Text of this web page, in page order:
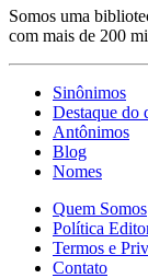
Somos uma
com mais de 200
Sinônimos
Destaque do
Antônimos
Blog
Nomes
Quem Somos
Política
Termos e
Contato